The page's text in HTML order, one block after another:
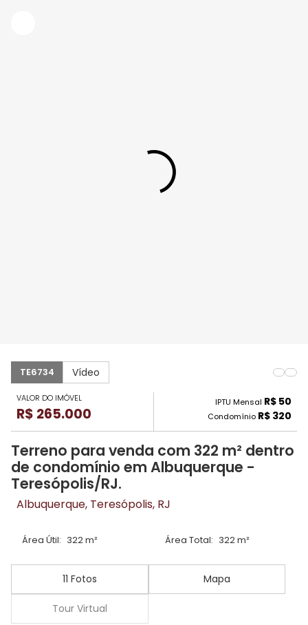
TE6734 Vídeo
VALOR DO IMÓVEL
R$ 265.000
IPTU Mensal R$ 50
Condomínio R$ 320
Terreno para venda com 322 m² dentro
de condomínio em Albuquerque -
Teresópolis/RJ.
Albuquerque, Teresópolis, RJ
Área Útil: 322 m² Área Total: 322 m²
11 Fotos Mapa
Tour Virtual